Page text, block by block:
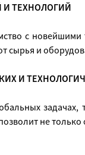
ТЕХНОЛОГИЙ
с
сырья и
И
не